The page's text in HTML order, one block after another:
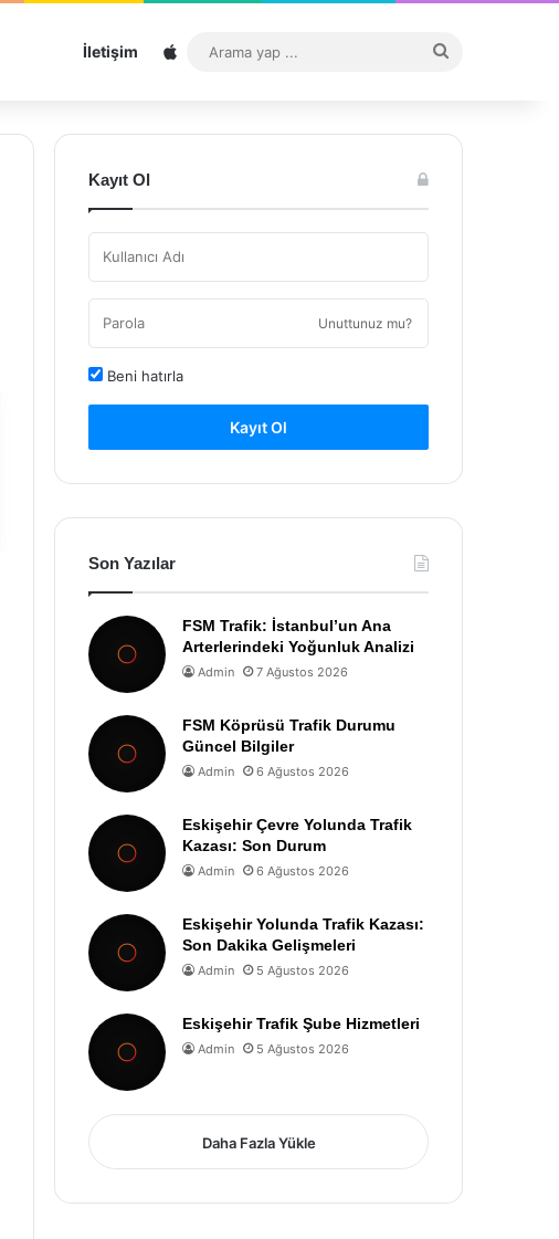
İletişim Sitemap
...
Kayıt Ol
Unuttunuz mu?
Beni hatırla
Kayıt Ol
Son Yazılar
FSM Trafik: İstanbul’un Ana
Arterlerindeki Yoğunluk Analizi
Admin 7 Ağustos 2026
FSM Köprüsü Trafik Durumu
Güncel Bilgiler
Admin 6 Ağustos 2026
Eskişehir Çevre Yolunda Trafik
Kazası: Son Durum
Admin 6 Ağustos 2026
Eskişehir Yolunda Trafik Kazası:
Son Dakika Gelişmeleri
Admin 5 Ağustos 2026
Eskişehir Trafik Şube Hizmetleri
Admin 5 Ağustos 2026
Daha Fazla Yükle